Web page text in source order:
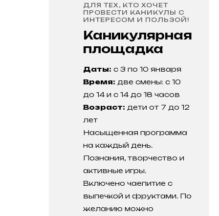
ДЛЯ ТЕХ, КТО ХОЧЕТ
ПРОВЕСТИ КАНИКУЛЫ С
ИНТЕРЕСОМ И ПОЛЬЗОЙ!
Каникулярная
площадка
Даты: с 3 по 10 января
Время: две смены: с 10
до 14 и с 14 до 18 часов
Возраст: дети от 7 до 12
лет
Насыщенная программа
на каждый день.
Познания, творчество и
активные игры.
Включено чаепитие с
выпечкой и фруктами. По
желанию можно